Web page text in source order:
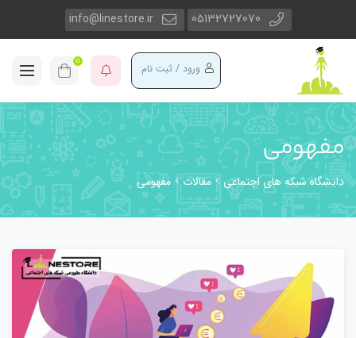
05132727070
info@linestore.ir
ورود / ثبت نام 0
مفهومی
دانشگاه شبکه های اجتماعی مقالات مفهومی